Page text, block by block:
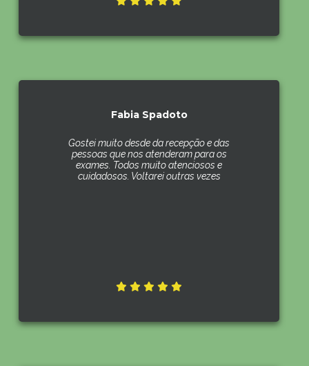
Fabia Spadoto
Gostei muito desde da recepção e das
pessoas que nos atenderam para os
exames. Todos muito atenciosos e
cuidadosos. Voltarei outras vezes